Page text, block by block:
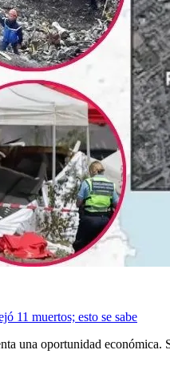
11 muertos; esto se sabe
una oportunidad